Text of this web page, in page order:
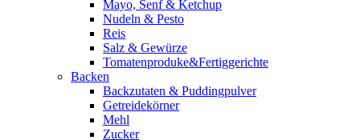
Mayo, Senf & Ketchup
Nudeln & Pesto
Reis
Salz & Gewürze
Tomatenproduke&Fertiggerichte
Backen
Backzutaten & Puddingpulver
Getreidekörner
Mehl
Zucker